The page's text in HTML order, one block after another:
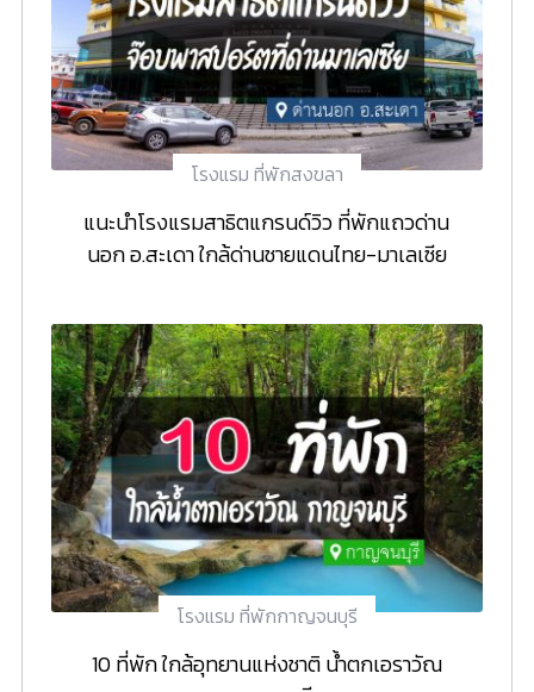
โรงแรม ที่พักสงขลา
แนะนำโรงแรมสาธิตแกรนด์วิว ที่พักแถวด่าน
นอก อ.สะเดา ใกล้ด่านชายแดนไทย-มาเลเซีย
โรงแรม ที่พักกาญจนบุรี
10 ที่พัก ใกล้อุทยานแห่งชาติ น้ำตกเอราวัณ